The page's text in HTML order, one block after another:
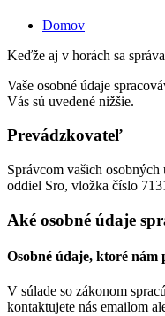
Domov
Keďže aj v horách sa
Vaše osobné údaje
Vás sú uvedené nižšie.
Prevádzkovateľ
Správcom vašich
oddiel Sro, vložka číslo
Aké osobné údaje
Osobné údaje, ktoré nám
V súlade so zákonom
kontaktujete nás emailom